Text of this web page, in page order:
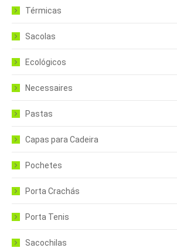
Térmicas
Sacolas
Ecológicos
Necessaires
Pastas
Capas para Cadeira
Pochetes
Porta Crachás
Porta Tenis
Sacochilas